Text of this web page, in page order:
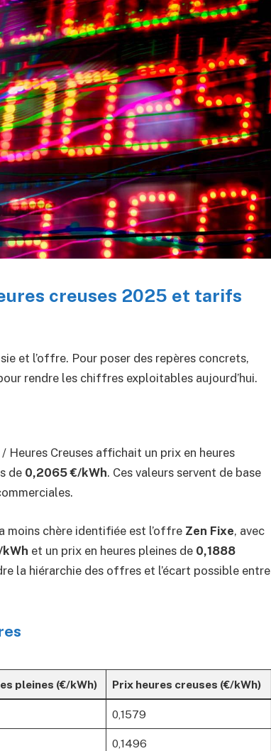
creuses 2025 et tarifs
et l’offre. Pour poser des repères concrets,
rendre les chiffres exploitables aujourd’hui.
Creuses affichait un prix en heures
de 0,2065 €/kWh. Ces valeurs servent de base
moins chère identifiée est l’offre Zen Fixe, avec
et un prix en heures pleines de 0,1888
la hiérarchie des offres et l’écart possible entre
pleines (€/kWh) Prix heures creuses (€/kWh)
0,1579
0,1496